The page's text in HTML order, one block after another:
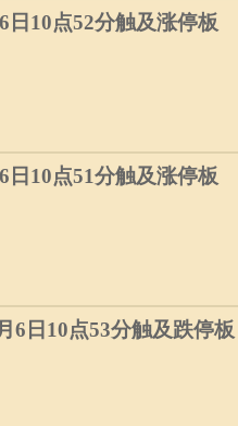
日10点52分触及涨停板
日10点51分触及涨停板
6日10点53分触及跌停板